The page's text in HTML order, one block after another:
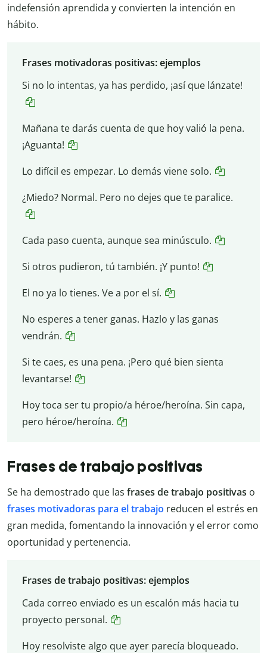
indefensión aprendida y convierten la intención en
hábito.
Frases motivadoras positivas: ejemplos
Si no lo intentas, ya has perdido, ¡así que lánzate!
Mañana te darás cuenta de que hoy valió la pena.
¡Aguanta!
Lo difícil es empezar. Lo demás viene solo.
¿Miedo? Normal. Pero no dejes que te paralice.
Cada paso cuenta, aunque sea minúsculo.
Si otros pudieron, tú también. ¡Y punto!
El no ya lo tienes. Ve a por el sí.
No esperes a tener ganas. Hazlo y las ganas
vendrán.
Si te caes, es una pena. ¡Pero qué bien sienta
levantarse!
Hoy toca ser tu propio/a héroe/heroína. Sin capa,
pero héroe/heroína.
Frases de trabajo positivas
Se ha demostrado que las frases de trabajo positivas o
frases motivadoras para el trabajo reducen el estrés en
gran medida, fomentando la innovación y el error como
oportunidad y pertenencia.
Frases de trabajo positivas: ejemplos
Cada correo enviado es un escalón más hacia tu
proyecto personal.
Hoy resolviste algo que ayer parecía bloqueado.